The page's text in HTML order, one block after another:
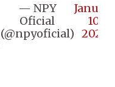
— NPY
Oficial
(@npyoficial)
January
10,
2024